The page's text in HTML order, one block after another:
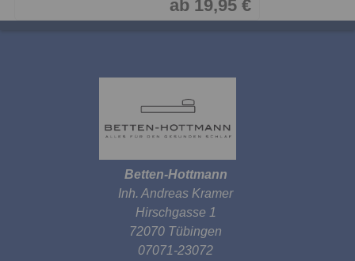
ab 19,95 €
Betten-Hottmann
Inh. Andreas Kramer
Hirschgasse 1
72070 Tübingen
07071-23072